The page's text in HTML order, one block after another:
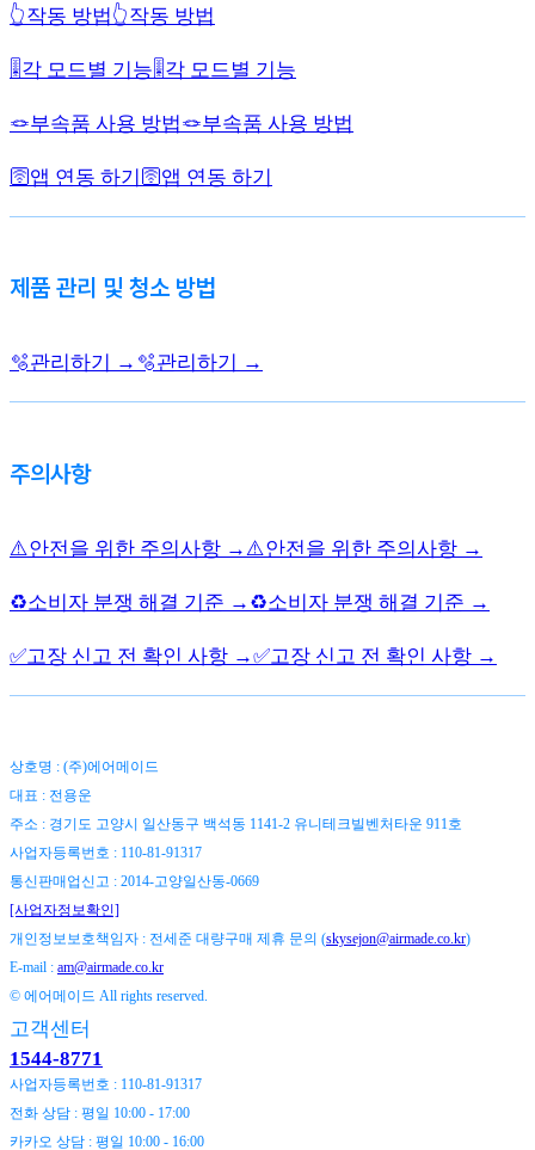
👆작동 방법👆작동 방법
🎚️각 모드별 기능 🎚️각 모드별 기능
🪢부속품 사용 방법🪢부속품 사용 방법
🛜앱 연동 하기 🛜앱 연동 하기
제품 관리 및 청소 방법
🫧관리하기 → 🫧관리하기 →
주의사항
⚠️안전을 위한 주의사항 → ⚠️안전을 위한 주의사항 →
♻️소비자 분쟁 해결 기준 → ♻️소비자 분쟁 해결 기준 →
✅️고장 신고 전 확인 사항 →✅️고장 신고 전 확인 사항 →
상호명 : (주)에어메이드
대표 : 전용운
주소 : 경기도 고양시 일산동구 백석동 1141-2 유니테크빌벤처타운 911호
사업자등록번호 : 110-81-91317
통신판매업신고 : 2014-고양일산동-0669
[사업자정보확인]
개인정보보호책임자 : 전세준 대량구매 제휴 문의 (skysejon@airmade.co.kr)
E-mail : am@airmade.co.kr
© 에어메이드 All rights reserved.
고객센터
1544-8771
사업자등록번호 : 110-81-91317
전화 상담 : 평일 10:00 - 17:00
카카오 상담 : 평일 10:00 - 16:00